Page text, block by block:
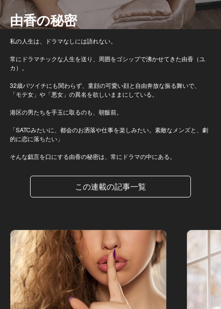
由香の秘密
私の人生は、ドラマなしには語れない。
常にドラマチックな人生を送り、周囲をゴシップで沸かせてきた由香（ユ
カ）。
32歳バツイチにも関わらず、童顔の可愛い顔と自由奔放な振る舞いで、
「モテ女」や「悪女」の異名を欲しいままにしている。
港区の男たちを手玉に取るのも、朝飯前。
「SATCみたいに、都会のお洒落や仕事を楽しみたい。素敵なメンズと、劇
的に恋に落ちたい」
そんな戯言を口にする由香の秘密は、常にドラマの中にある。
この連載の記事一覧